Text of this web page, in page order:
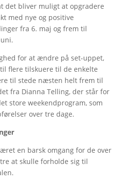
det bliver muligt at opgradere
med nye og positive
fra 6. maj og frem til
for at ændre på set-uppet,
flere tilskuere til de enkelte
til stede næsten helt frem til
fra Dianna Telling, der står for
store weekendprogram, som
over tre dage.
en barsk omgang for de over
at skulle forholde sig til